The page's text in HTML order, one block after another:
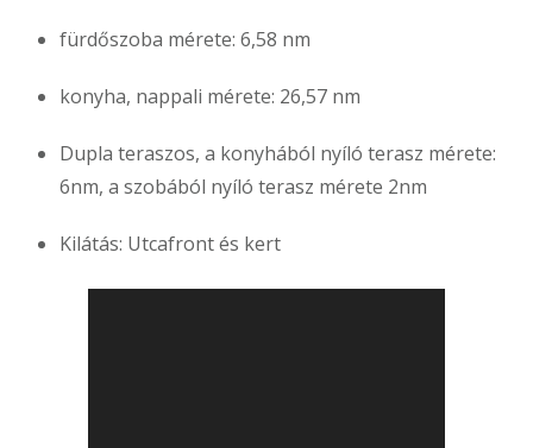
fürdőszoba mérete: 6,58 nm
konyha, nappali mérete: 26,57 nm
Dupla teraszos, a konyhából nyíló terasz mérete:
6nm, a szobából nyíló terasz mérete 2nm
Kilátás: Utcafront és kert